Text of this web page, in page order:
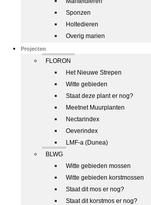
Sponzen
Holtedieren
Overig marien
Projecten
FLORON
Het Nieuwe Strepen
Witte gebieden
Staat deze plant er nog?
Meetnet Muurplanten
Nectarindex
Oeverindex
LMF-a (Dunea)
BLWG
Witte gebieden mossen
Witte gebieden korstmossen
Staat dit mos er nog?
Staat dit korstmos er nog?